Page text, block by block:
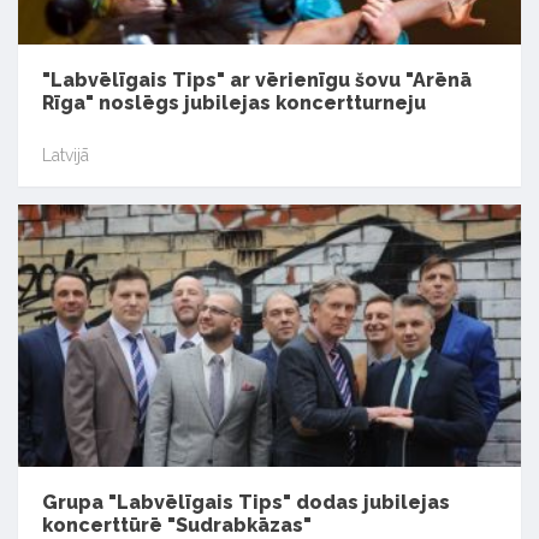
"Labvēlīgais Tips" ar vērienīgu šovu "Arēnā
Rīga" noslēgs jubilejas koncertturneju
Latvijā
Grupa "Labvēlīgais Tips" dodas jubilejas
koncerttūrē "Sudrabkāzas"